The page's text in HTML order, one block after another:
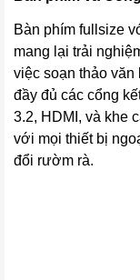
Bàn phím fullsize
mang lại trải
việc soạn thảo
đầy đủ các cổng
3.2, HDMI, và khe
với mọi thiết bị
đổi rườm rà.